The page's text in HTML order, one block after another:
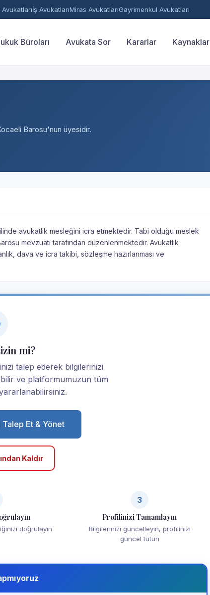
İş AvukatlarıMiras AvukatlarıGayrimenkul Avukatları
Büroları Avukata Sor Kararlar Kaynaklar
Barosu'nun üyesidir.
avukatlık mesleğini icra etmektedir. Tabi olduğu meslek
mevzuatı tarafından düzenlenmektedir. Avukatlık
dava ve icra takibi, sözleşme hazırlanması ve
mi?
talep ederek bilgilerinizi
ve platformumuzun tüm
Et & Yönet
Kaldır
doğrulayın
3
Profilinizi Tamamlayın
Bilgilerinizi güncelleyin, profilinizi
güncel tutun